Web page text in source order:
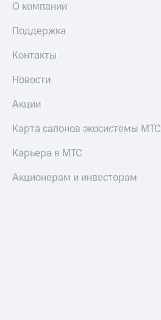
О компании
Поддержка
Контакты
Новости
Акции
Карта салонов экосистемы МТС
Карьера в МТС
Акционерам и инвесторам